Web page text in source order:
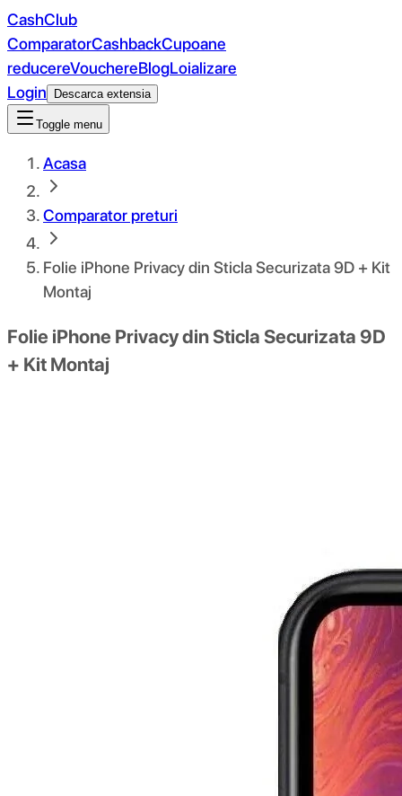
CashClub
ComparatorCashbackCupoane
reducereVouchereBlogLoializare
Login
Descarca extensia
Toggle menu
Acasa
Comparator preturi
Folie iPhone Privacy din Sticla Securizata 9D + Kit
Montaj
Folie iPhone Privacy din Sticla Securizata 9D
+ Kit Montaj